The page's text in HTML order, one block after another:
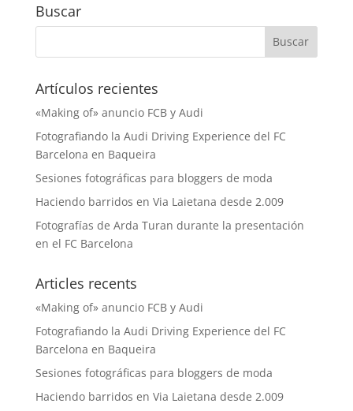
Buscar
Artículos recientes
«Making of» anuncio FCB y Audi
Fotografiando la Audi Driving Experience del FC
Barcelona en Baqueira
Sesiones fotográficas para bloggers de moda
Haciendo barridos en Via Laietana desde 2.009
Fotografías de Arda Turan durante la presentación
en el FC Barcelona
Articles recents
«Making of» anuncio FCB y Audi
Fotografiando la Audi Driving Experience del FC
Barcelona en Baqueira
Sesiones fotográficas para bloggers de moda
Haciendo barridos en Via Laietana desde 2.009